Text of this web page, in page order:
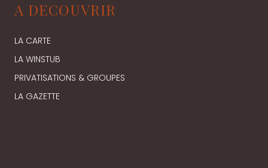
A DECOUVRIR
LA CARTE
LA WINSTUB
PRIVATISATIONS & GROUPES
LA GAZETTE